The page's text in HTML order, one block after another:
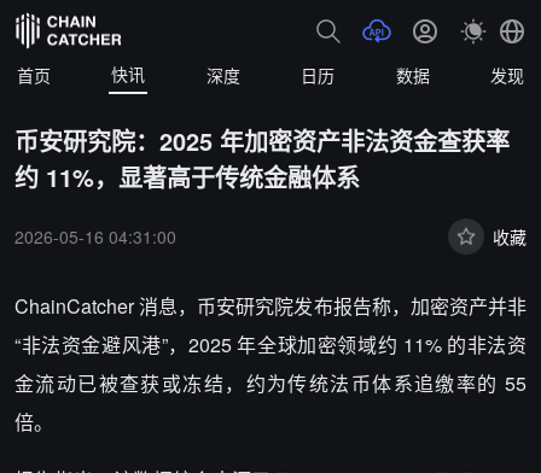
首页 快讯 深度 日历 数据 发现
币安研究院：2025 年加密资产非法资金查获率
约 11%，显著高于传统金融体系
2026-05-16 04:31:00 收藏
ChainCatcher 消息，币安研究院发布报告称，加密资产并非
“非法资金避风港”，2025 年全球加密领域约 11% 的非法资
金流动已被查获或冻结，约为传统法币体系追缴率的 55
倍。